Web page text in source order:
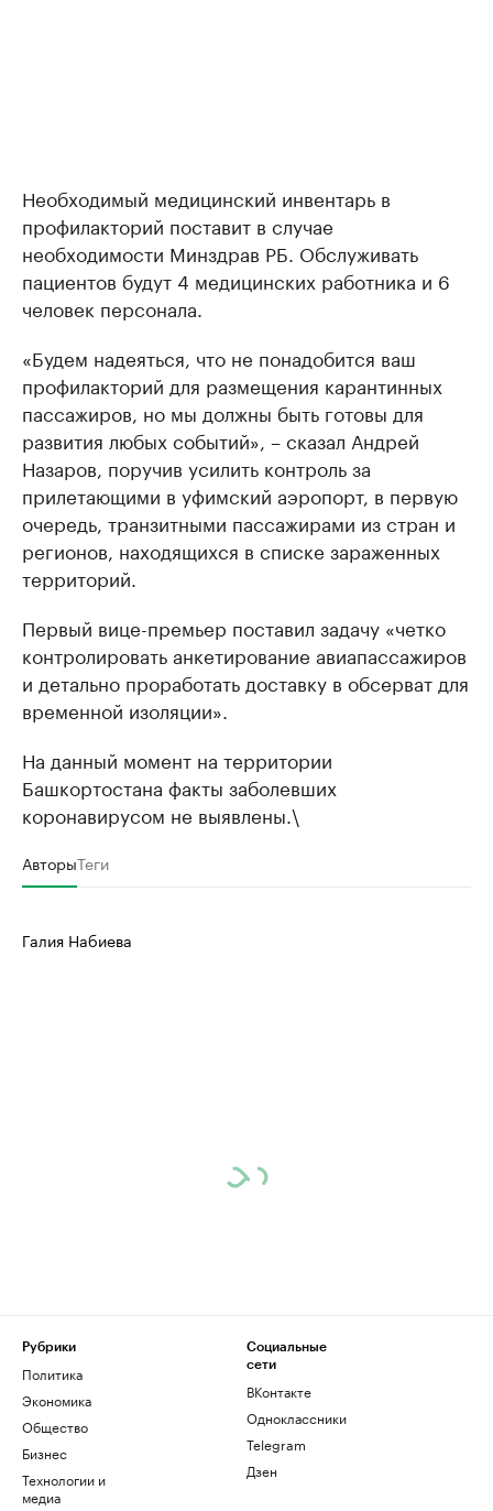
Необходимый медицинский инвентарь в
профилакторий поставит в случае
необходимости Минздрав РБ. Обслуживать
пациентов будут 4 медицинских работника и 6
человек персонала.
«Будем надеяться, что не понадобится ваш
профилакторий для размещения карантинных
пассажиров, но мы должны быть готовы для
развития любых событий», – сказал Андрей
Назаров, поручив усилить контроль за
прилетающими в уфимский аэропорт, в первую
очередь, транзитными пассажирами из стран и
регионов, находящихся в списке зараженных
территорий.
Первый вице-премьер поставил задачу «четко
контролировать анкетирование авиапассажиров
и детально проработать доставку в обсерват для
временной изоляции».
На данный момент на территории
Башкортостана факты заболевших
коронавирусом не выявлены.\
АвторыТеги
Галия Набиева
Рубрики
Политика
Экономика
Общество
Бизнес
Технологии и
медиа
Социальные
сети
ВКонтакте
Одноклассники
Telegram
Дзен